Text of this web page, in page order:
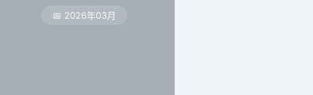
📅 2026年03月